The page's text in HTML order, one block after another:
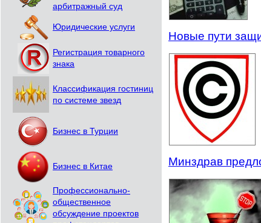
арбитражный суд
Юридические услуги
Регистрация товарного
знака
Классификация гостиниц
по системе звезд
Бизнес в Турции
Бизнес в Китае
Профессионально-
общественное
обсуждение проектов
Новые пути
Минздрав